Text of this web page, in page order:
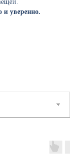
и уверенно.